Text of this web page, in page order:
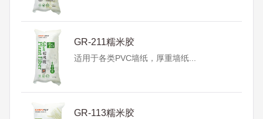
GR-211糯米胶
适用于各类PVC墙纸，厚重墙纸...
GR-113糯米胶